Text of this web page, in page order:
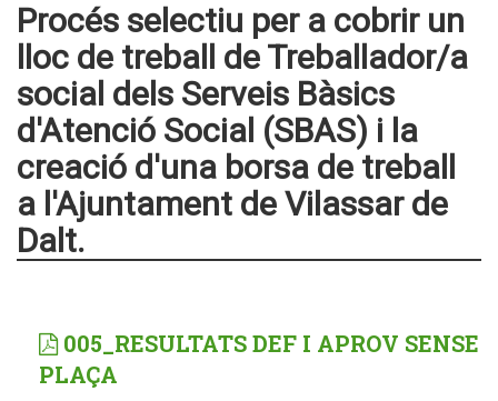
Procés selectiu per a cobrir un
lloc de treball de Treballador/a
social dels Serveis Bàsics
d'Atenció Social (SBAS) i la
creació d'una borsa de treball
a l'Ajuntament de Vilassar de
Dalt.
005_RESULTATS DEF I APROV SENSE
PLAÇA